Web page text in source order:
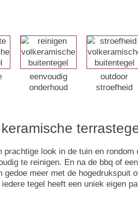
eenvoudig
onderhoud
outdoor
stroefheid
look in de tuin en
te reinigen. En na de bbq of
meer met de
tegel heeft een uniek eigen